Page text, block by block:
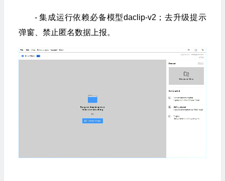
- 集成运行依赖必备模型daclip-v2；去升级提示
弹窗、禁止匿名数据上报。